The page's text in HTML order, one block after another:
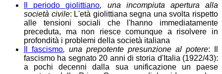
Il periodo giolittiano, una incompiuta apertura alla
società civile: L'età giolittiana segna una svolta rispetto
alle tensioni sociali che l'hanno immediatamente
preceduta, ma non riesce comunque a risolvere in
profondità i problemi della società italiana
Il fascismo, una prepotente presunzione al potere: Il
fascismo ha segnato 20 anni di storia d'Italia (1922/43):
a pochi decenni dalla sua unificazione un paese